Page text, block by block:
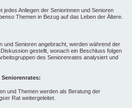
jedes Anliegen der Seniorinnen und Senioren
Themen in Bezug auf das Leben der Ältere.
und Senioren angebracht, werden während der
gestellt, wonach ein Beschluss folgen
des Seniorenrates analysiert und
und Themen werden als Beratung der
Rat weitergeleitet.